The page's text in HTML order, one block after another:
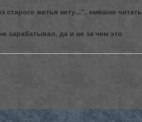
старого житья нету...", смешно
зарабатывал, да и не за чем это